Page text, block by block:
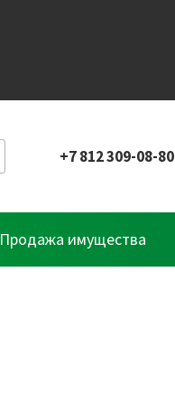
+7 812 309-08-80
Продажа имущества